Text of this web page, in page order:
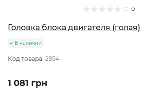
0
Головка блока двигателя (голая)
В наличии
Код товара: 2954
1 081 грн